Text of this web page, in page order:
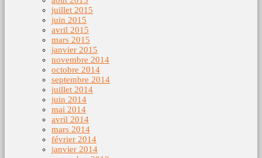
juillet 2015
juin 2015
avril 2015
mars 2015
janvier 2015
novembre 2014
octobre 2014
septembre 2014
juillet 2014
juin 2014
mai 2014
avril 2014
mars 2014
février 2014
janvier 2014